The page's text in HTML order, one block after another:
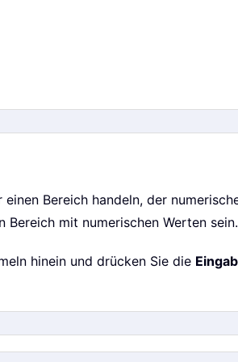
Bereich handeln, der
mit numerischen Werten sein.
hinein und drücken Sie die